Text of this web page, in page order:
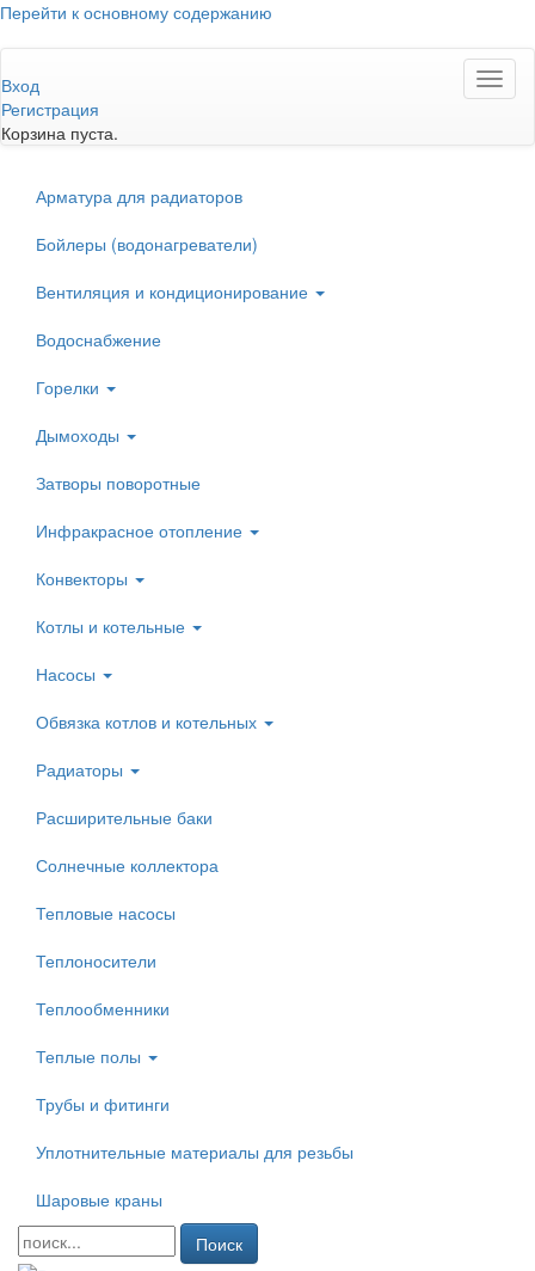
Перейти к основному содержанию
Вход
Регистрация
Корзина пуста.
Арматура для радиаторов
Бойлеры (водонагреватели)
Вентиляция и кондиционирование
Водоснабжение
Горелки
Дымоходы
Затворы поворотные
Инфракрасное отопление
Конвекторы
Котлы и котельные
Насосы
Обвязка котлов и котельных
Радиаторы
Расширительные баки
Солнечные коллектора
Тепловые насосы
Теплоносители
Теплообменники
Теплые полы
Трубы и фитинги
Уплотнительные материалы для резьбы
Шаровые краны
Поиск